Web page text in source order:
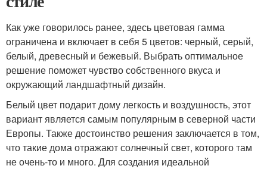
Как уже говорилось ранее, здесь цветовая гамма
ограничена и включает в себя 5 цветов: черный, серый,
белый, древесный и бежевый. Выбрать оптимальное
решение поможет чувство собственного вкуса и
окружающий ландшафтный дизайн.
Белый цвет подарит дому легкость и воздушность, этот
вариант является самым популярным в северной части
Европы. Также достоинство решения заключается в том,
что такие дома отражают солнечный свет, которого там
не очень-то и много. Для создания идеальной